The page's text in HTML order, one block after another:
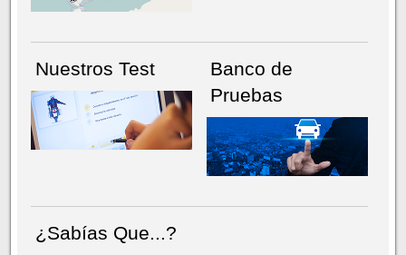
Nuestros Test
Banco de
Pruebas
¿Sabías Que...?